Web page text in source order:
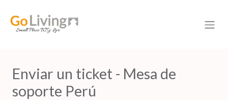
Enviar un ticket - Mesa de
soporte Perú